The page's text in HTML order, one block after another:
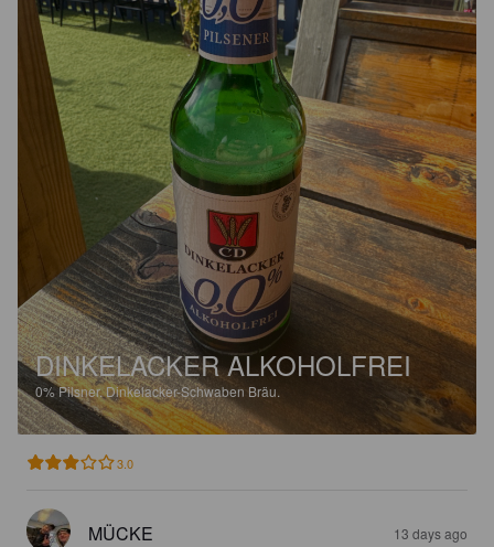
DINKELACKER ALKOHOLFREI
0%Pilsner.Dinkelacker-Schwaben Bräu.
3.0
MÜCKE 13 days ago